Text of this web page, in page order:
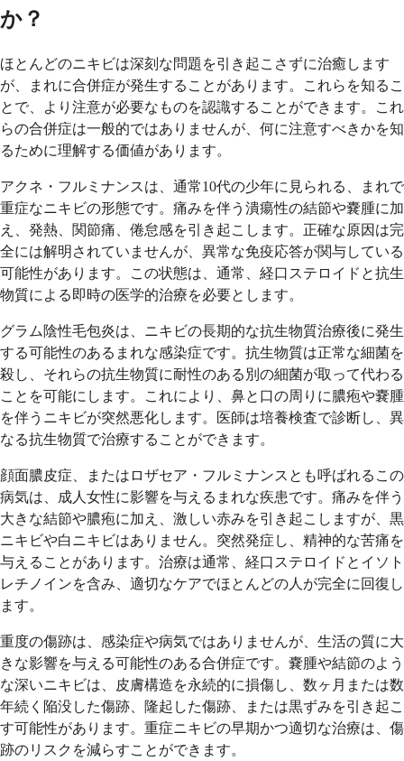
か？
ほとんどのニキビは深刻な問題を引き起こさずに治癒します
が、まれに合併症が発生することがあります。これらを知るこ
とで、より注意が必要なものを認識することができます。これ
らの合併症は一般的ではありませんが、何に注意すべきかを知
るために理解する価値があります。
アクネ・フルミナンスは、通常10代の少年に見られる、まれで
重症なニキビの形態です。痛みを伴う潰瘍性の結節や嚢腫に加
え、発熱、関節痛、倦怠感を引き起こします。正確な原因は完
全には解明されていませんが、異常な免疫応答が関与している
可能性があります。この状態は、通常、経口ステロイドと抗生
物質による即時の医学的治療を必要とします。
グラム陰性毛包炎は、ニキビの長期的な抗生物質治療後に発生
する可能性のあるまれな感染症です。抗生物質は正常な細菌を
殺し、それらの抗生物質に耐性のある別の細菌が取って代わる
ことを可能にします。これにより、鼻と口の周りに膿疱や嚢腫
を伴うニキビが突然悪化します。医師は培養検査で診断し、異
なる抗生物質で治療することができます。
顔面膿皮症、またはロザセア・フルミナンスとも呼ばれるこの
病気は、成人女性に影響を与えるまれな疾患です。痛みを伴う
大きな結節や膿疱に加え、激しい赤みを引き起こしますが、黒
ニキビや白ニキビはありません。突然発症し、精神的な苦痛を
与えることがあります。治療は通常、経口ステロイドとイソト
レチノインを含み、適切なケアでほとんどの人が完全に回復し
ます。
重度の傷跡は、感染症や病気ではありませんが、生活の質に大
きな影響を与える可能性のある合併症です。嚢腫や結節のよう
な深いニキビは、皮膚構造を永続的に損傷し、数ヶ月または数
年続く陥没した傷跡、隆起した傷跡、または黒ずみを引き起こ
す可能性があります。重症ニキビの早期かつ適切な治療は、傷
跡のリスクを減らすことができます。